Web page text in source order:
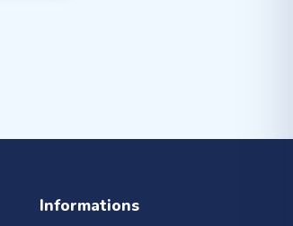
Informations